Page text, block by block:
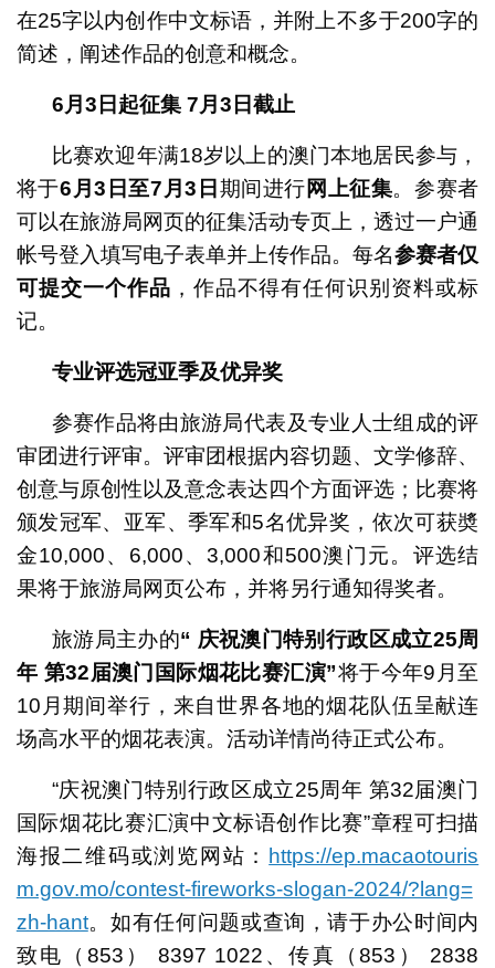
在25字以内创作中文标语，并附上不多于200字的
简述，阐述作品的创意和概念。
6月3日起征集 7月3日截止
比赛欢迎年满18岁以上的澳门本地居民参与，
将于6月3日至7月3日 期间进行网上征集。参赛者
可以在旅游局网页的征集活动专页上，透过一户通
帐号登入填写电子表单并上传作品。每名参赛者仅
可提交一个作品 ，作品不得有任何识别资料或标
记。
专业评选冠亚季及优异奖
参赛作品将由旅游局代表及专业人士组成的评
审团进行评审。评审团根据内容切题、文学修辞、
创意与原创性以及意念表达四个方面评选；比赛将
颁发冠军、亚军、季军和5名优异奖，依次可获奬
金10,000、6,000、3,000和500澳门元。评选结
果将于旅游局网页公布，并将另行通知得奖者。
旅游局主办的“ 庆祝澳门特别行政区成立25周
年 第32届澳门国际烟花比赛汇演”将于今年9月至
10月期间举行，来自世界各地的烟花队伍呈献连
场高水平的烟花表演。活动详情尚待正式公布。
“庆祝澳门特别行政区成立25周年 第32届澳门
国际烟花比赛汇演中文标语创作比赛”章程可扫描
海报二维码或浏览网站： https://ep.macaotouris
m.gov.mo/contest-fireworks-slogan-2024/?lang=
zh-hant。如有任何问题或查询，请于办公时间内
致电（853） 8397 1022、传真（853） 2838